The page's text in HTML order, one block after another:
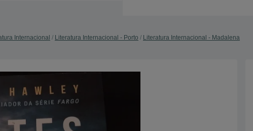
Internacional Literatura Internacional - Porto Literatura Internacional - Madalena